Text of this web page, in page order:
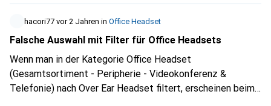
hacori77 vor 2 Jahren in Office Headset
Falsche Auswahl mit Filter für Office Headsets
Wenn man in der Kategorie Office Headset
(Gesamtsortiment - Peripherie - Videokonferenz &
Telefonie) nach Over Ear Headset filtert, erscheinen beim